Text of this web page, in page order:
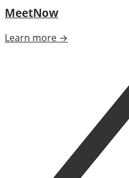
MeetNow
Learn more →